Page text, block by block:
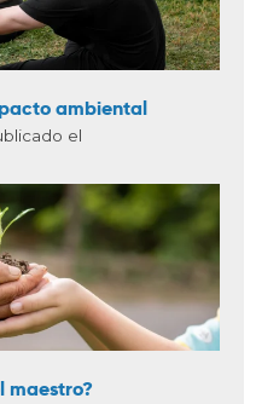
ambiental
el
maestro?